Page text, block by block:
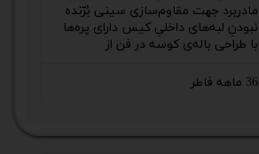
مادربرد جهت مقاوم‌سازی سینی بُرّنده
نبودنِ لبه‌های داخلیِ کیس دارای پره‌ها
با طراحی باله‌ی کوسه در فن از
36 ماهه فاطر